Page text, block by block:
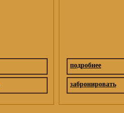
подробнее
забронировать